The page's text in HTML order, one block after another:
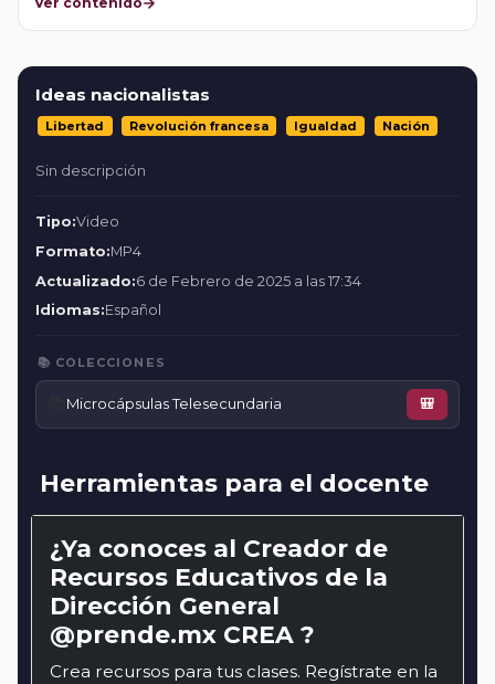
Ideas nacionalistas
Libertad Revolución francesa Igualdad Nación
Sin descripción
Tipo:Video
Formato:MP4
Actualizado:6 de Febrero de 2025 a las 17:34
Idiomas:Español
📚 COLECCIONES
Microcápsulas Telesecundaria 🎒
Herramientas para el docente
¿Ya conoces al Creador de
Recursos Educativos de la
Dirección General
@prende.mx CREA ?
Crea recursos para tus clases. Regístrate en la